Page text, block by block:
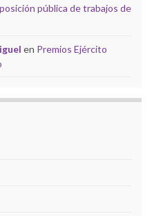
pública de trabajos de
en Premios Ejército